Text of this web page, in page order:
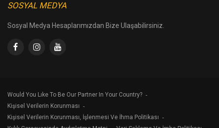
SOSYAL MEDYA
Sosyal Medya Hesaplarımızdan Bize Ulaşabilirsiniz.
Would You Lıke To Be Our Partner In Your Country?
Kişisel Verilerin Korunması
Kişisel Verilerin Korunması, İşlenmesi Ve İhma Politikası